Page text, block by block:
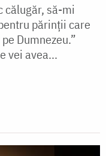
călugăr, să-mi
părinţii care
Dumnezeu.”
vei avea...